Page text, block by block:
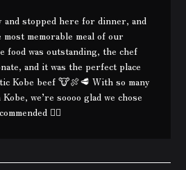
and stopped here for dinner, and
memorable meal of our
food was outstanding, the chef
and it was the perfect place
Kobe beef 🐮🍖🥩 With so many
we’re soooo glad we chose
👍🏻